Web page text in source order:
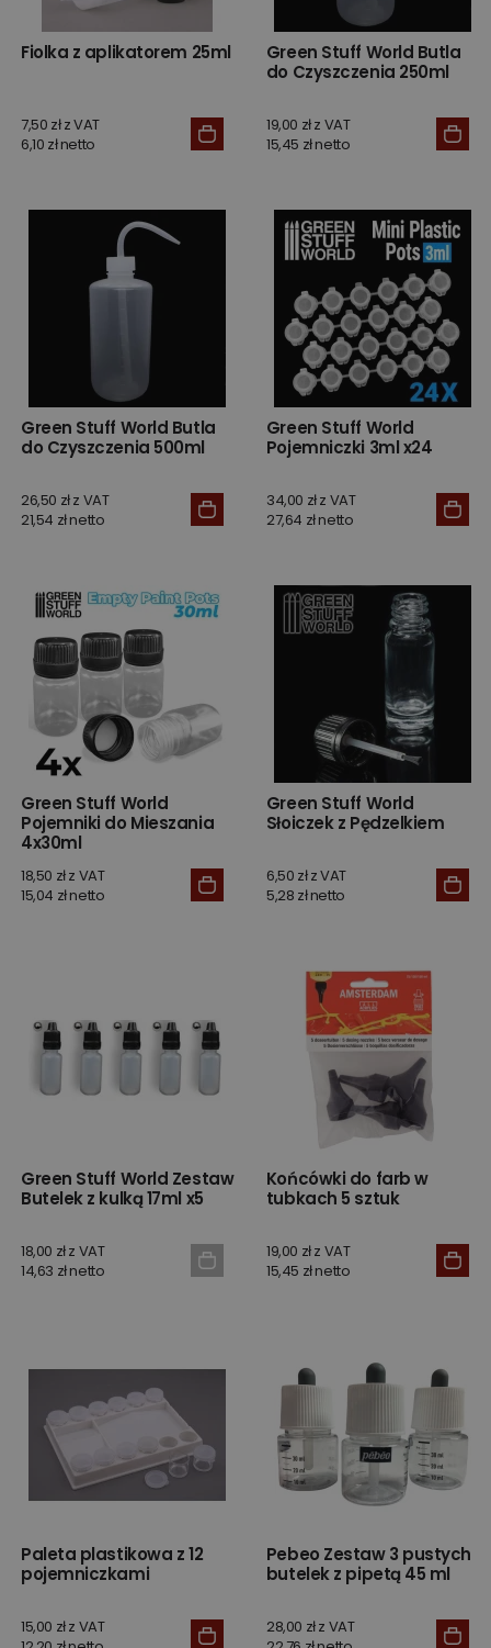
Fiolka z aplikatorem 25ml
7,50 zł z VAT
6,10 zł netto
Green Stuff World Butla
do Czyszczenia 250ml
19,00 zł z VAT
15,45 zł netto
Green Stuff World Butla
do Czyszczenia 500ml
26,50 zł z VAT
21,54 zł netto
Green Stuff World
Pojemniczki 3ml x24
34,00 zł z VAT
27,64 zł netto
Green Stuff World
Pojemniki do Mieszania
4x30ml
18,50 zł z VAT
15,04 zł netto
Green Stuff World
Słoiczek z Pędzelkiem
6,50 zł z VAT
5,28 zł netto
Green Stuff World Zestaw
Butelek z kulką 17ml x5
18,00 zł z VAT
14,63 zł netto
Końcówki do farb w
tubkach 5 sztuk
19,00 zł z VAT
15,45 zł netto
Paleta plastikowa z 12
pojemniczkami
15,00 zł z VAT
Pebeo Zestaw 3 pustych
butelek z pipetą 45 ml
28,00 zł z VAT